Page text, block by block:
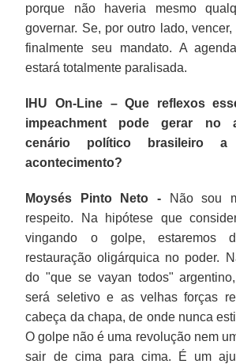
porque não haveria mesmo
governar. Se, por outro lado,
finalmente seu mandato. A
estará totalmente paralisada.
IHU On-Line – Que reflexos
impeachment pode gerar no
cenário político brasileiro
acontecimento?
Moysés Pinto Neto -Não sou
respeito. Na hipótese que
vingando o golpe, estaremos
restauração oligárquica no poder.
do "que se vayan todos"
será seletivo e as velhas forças
cabeça da chapa, de onde nunca
O golpe não é uma revolução nem
sair de cima para cima. É um